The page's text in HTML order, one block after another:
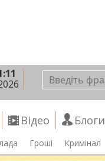
Відео Блоги
Гроші Кримінал